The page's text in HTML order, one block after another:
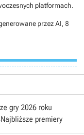
platformach.
przez AI, 8
gry 2026 roku
Najbliższe premiery